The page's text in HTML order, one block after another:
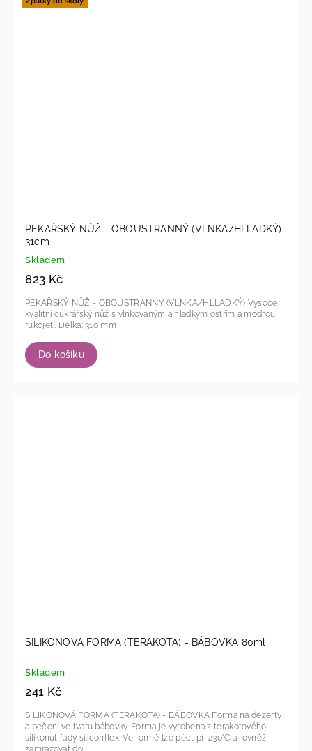
PEKAŘSKÝ NŮŽ - OBOUSTRANNÝ (VLNKA/HLLADKÝ)
31cm
Skladem
823 Kč
Do košíku
PEKAŘSKÝ NŮŽ - OBOUSTRANNÝ (VLNKA/HLLADKÝ) Vysoce
kvalitní cukrářský nůž s vlnkovaným a hladkým ostřím a modrou
SILIKONOVÁ FORMA (TERAKOTA) - BÁBOVKA 80ml
Skladem
241 Kč
SILIKONOVÁ FORMA (TERAKOTA) - BÁBOVKA Forma na dezerty
a pečení ve tvaru bábovky. Forma je vyrobena z terakotového
silikonut řady siliconflex. Ve formě lze péct při 230°C a rovněž
zamrazovat do...